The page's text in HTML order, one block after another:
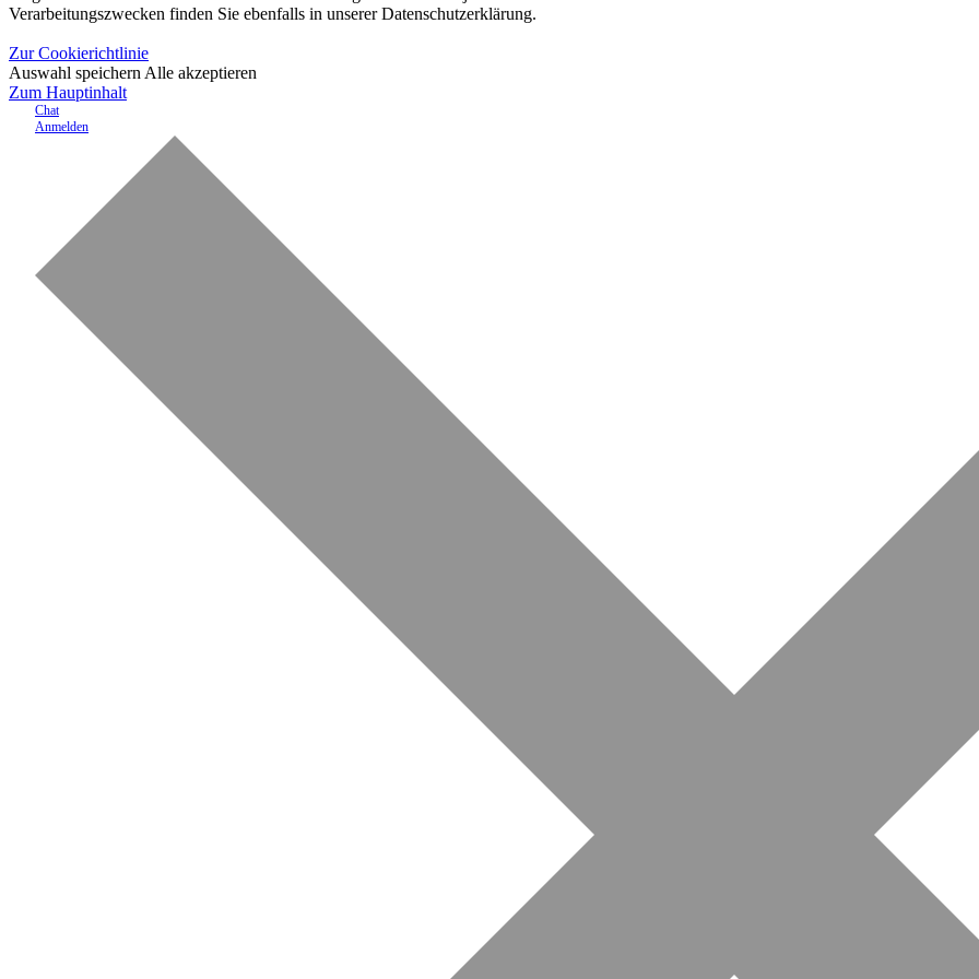
Verarbeitungszwecken finden Sie ebenfalls in unserer Datenschutzerklärung.
Zur Cookierichtlinie
Auswahl speichern Alle akzeptieren
Zum Hauptinhalt
Chat
Anmelden